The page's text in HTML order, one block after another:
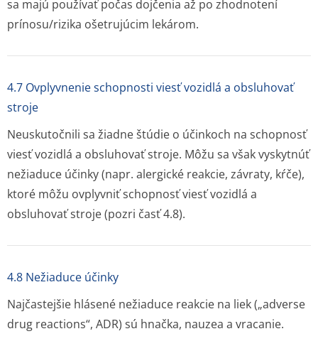
sa majú používať počas dojčenia až po zhodnotení
prínosu/rizika ošetrujúcim lekárom.
4.7 Ovplyvnenie schopnosti viesť vozidlá a obsluhovať
stroje
Neuskutočnili sa žiadne štúdie o účinkoch na schopnosť
viesť vozidlá a obsluhovať stroje. Môžu sa však vyskytnúť
nežiaduce účinky (napr. alergické reakcie, závraty, kŕče),
ktoré môžu ovplyvniť schopnosť viesť vozidlá a
obsluhovať stroje (pozri časť 4.8).
4.8 Nežiaduce účinky
Najčastejšie hlásené nežiaduce reakcie na liek („adverse
drug reactions“, ADR) sú hnačka, nauzea a vracanie.